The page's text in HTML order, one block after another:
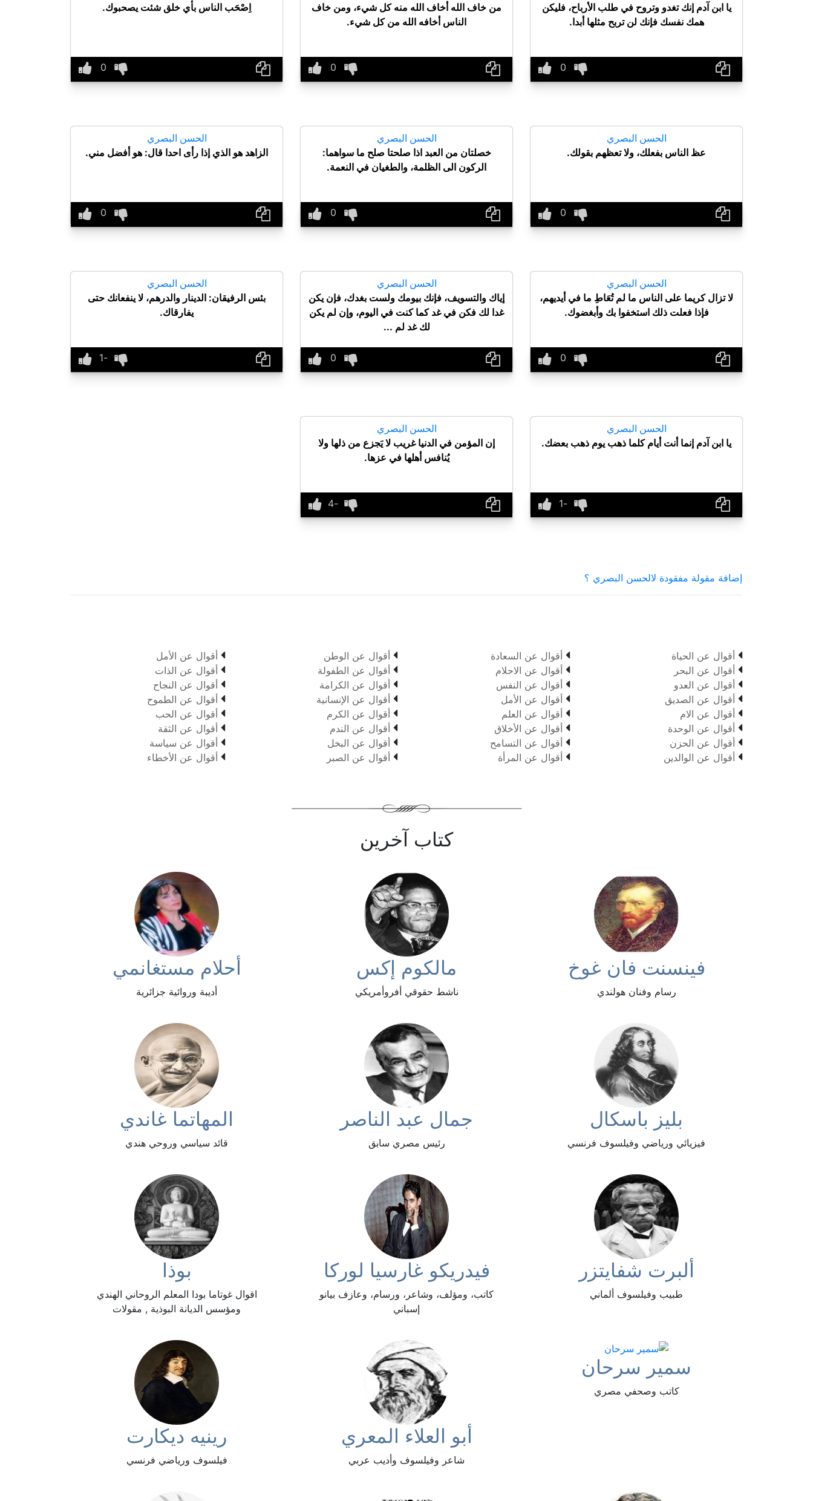
يا ابن آدم إنك تغدو وتروح في طلب الأرباح، فليكن
همك نفسك فإنك لن تربح مثلها أبدا.
من خاف الله أخاف الله منه كل شيء، ومن خاف
الناس أخافه الله من كل شيء.
اِصْحَب الناس بأي خلق شئت يصحبوك.
الحسن البصري
عظ الناس بفعلك، ولا تعظهم بقولك.
الحسن البصري
خصلتان من العبد اذا صلحتا صلح ما سواهما:
الركون الى الظلمة، والطغيان في النعمة.
الحسن البصري
الزاهد هو الذي إذا رأى احدا قال: هو أفضل مني.
الحسن البصري
لا تزال كريما على الناس ما لم تُعَاطِ ما في أيديهم،
فإذا فعلت ذلك استخفوا بك وأبغضوك.
الحسن البصري
إياك والتسويف، فإنك بيومك ولست بغدك، فإن يكن
غدا لك فكن في غد كما كنت في اليوم، وإن لم يكن
لك غد لم ...
الحسن البصري
بئس الرفيقان: الدينار والدرهم، لا ينفعانك حتى
يفارقاك.
الحسن البصري
يا ابن آدم إنما أنت أيام كلما ذهب يوم ذهب بعضك.
الحسن البصري
إن المؤمن في الدنيا غريب لا يَجزع من ذلها ولا
يُنافس أهلها في عزها.
إضافة مقولة مفقودة لالحسن البصري ؟
 أقوال عن الحياة
 أقوال عن البحر
 أقوال عن العدو
 أقوال عن الصديق
 أقوال عن الام
 أقوال عن الوحدة
 أقوال عن الحزن
 أقوال عن الوالدين
 أقوال عن السعادة
 أقوال عن الاحلام
 أقوال عن النفس
 أقوال عن الأمل
 أقوال عن العلم
 أقوال عن الأخلاق
 أقوال عن التسامح
 أقوال عن المرأة
 أقوال عن الوطن
 أقوال عن الطفولة
 أقوال عن الكرامة
 أقوال عن الإنسانية
 أقوال عن الكرم
 أقوال عن الندم
 أقوال عن البخل
 أقوال عن الصبر
 أقوال عن الأمل
 أقوال عن الذات
 أقوال عن النجاح
 أقوال عن الطموح
 أقوال عن الحب
 أقوال عن الثقة
 أقوال عن سياسة
 أقوال عن الأخطاء
كتاب آخرين
فينسنت فان غوخ
رسام وفنان هولندي
مالكوم إكس
ناشط حقوقي أفروأمريكي
أحلام مستغانمي
أديبة وروائية جزائرية
بليز باسكال
فيزيائي ورياضي وفيلسوف فرنسي
جمال عبد الناصر
رئيس مصري سابق
المهاتما غاندي
قائد سياسي وروحي هندي
ألبرت شفايتزر
طبيب وفيلسوف ألماني
فيدريكو غارسيا لوركا
كاتب، ومؤلف، وشاعر، ورسام، وعازف بيانو
إسباني
بوذا
اقوال غوتاما بودا المعلم الروحاني الهندي
ومؤسس الديانة البوذية , مقولات
سمير سرحان
كاتب وصحفي مصري
أبو العلاء المعري
شاعر وفيلسوف وأديب عربي
رينيه ديكارت
فيلسوف ورياضي فرنسي